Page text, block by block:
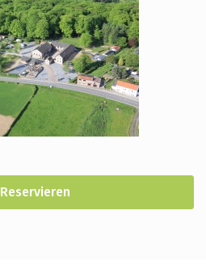
Reservieren